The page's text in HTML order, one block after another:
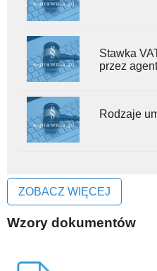
Stawka
przez
Rodzaje
ZOBACZ WIĘCEJ
Wzory dokumentów